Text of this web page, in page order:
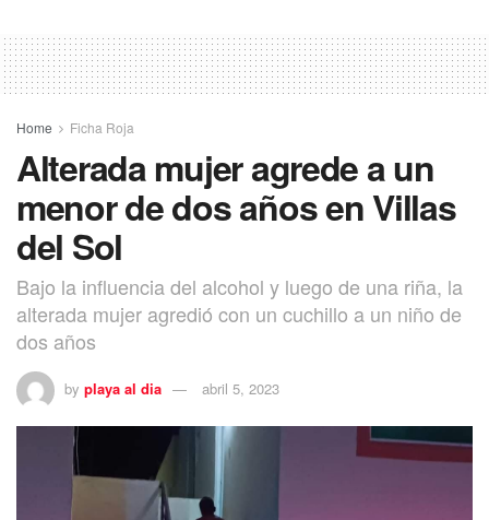
Home Ficha Roja
Alterada mujer agrede a un
menor de dos años en Villas
del Sol
Bajo la influencia del alcohol y luego de una riña, la
alterada mujer agredió con un cuchillo a un niño de
dos años
by playa al dia abril 5, 2023